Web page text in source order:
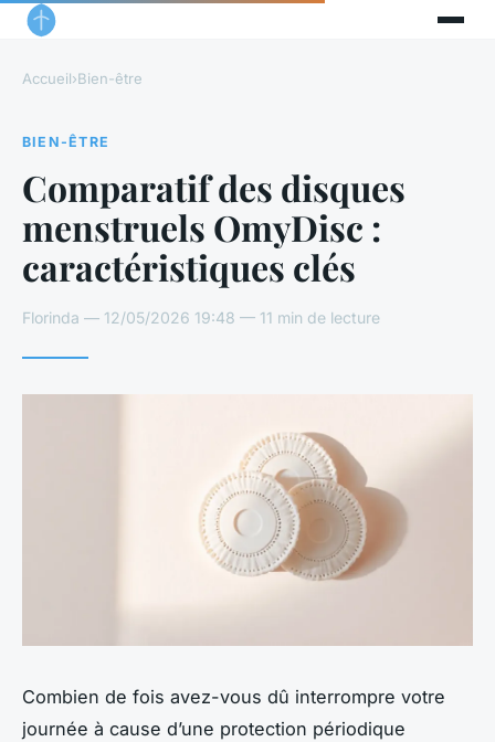
Accueil›Bien-être
BIEN-ÊTRE
Comparatif des disques
menstruels OmyDisc :
caractéristiques clés
Florinda — 12/05/2026 19:48 — 11 min de lecture
Combien de fois avez-vous dû interrompre votre
journée à cause d’une protection périodique